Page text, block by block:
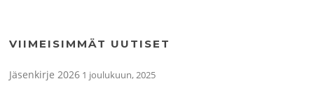
VIIMEISIMMÄT UUTISET
Jäsenkirje 2026 1 joulukuun, 2025